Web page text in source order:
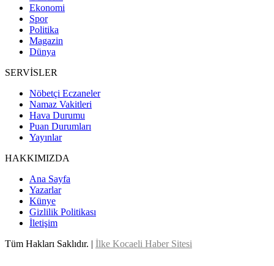
Ekonomi
Spor
Politika
Magazin
Dünya
SERVİSLER
Nöbetçi Eczaneler
Namaz Vakitleri
Hava Durumu
Puan Durumları
Yayınlar
HAKKIMIZDA
Ana Sayfa
Yazarlar
Künye
Gizlilik Politikası
İletişim
Tüm Hakları Saklıdır. | İlke Kocaeli Haber Sitesi